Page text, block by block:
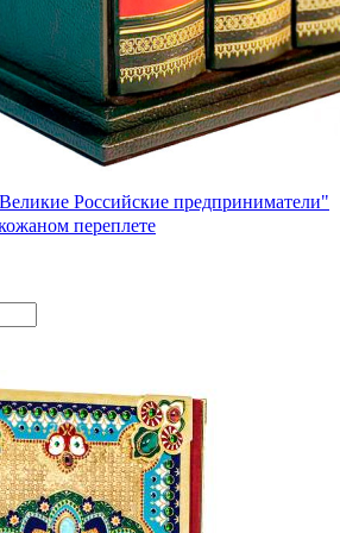
Российские предприниматели"
переплете